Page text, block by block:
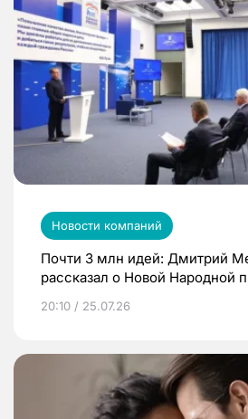
Новости компаний
Почти 3 млн идей: Дмитрий
рассказал о Новой Народной
20:10 / 25.07.26